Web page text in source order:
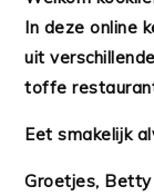
In deze online
uit
toffe
Eet smakelijk
Groetjes, Betty